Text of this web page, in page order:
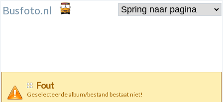
Busfoto.nl
Fout
Geselecteerde album/bestand bestaat niet!